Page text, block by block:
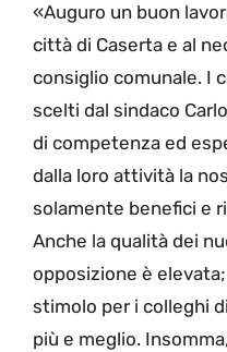
«Auguro un buon
città di Caserta e al
consiglio comunale. I
scelti dal sindaco
di competenza ed
dalla loro attività la
solamente benefici e
Anche la qualità dei
opposizione è
stimolo per i colleghi
più e meglio.